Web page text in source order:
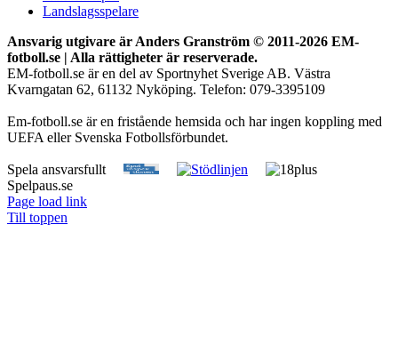
Landslagsspelare
Ansvarig utgivare är Anders Granström © 2011-2026 EM-
fotboll.se | Alla rättigheter är reserverade.
EM-fotboll.se är en del av Sportnyhet Sverige AB. Västra
Kvarngatan 62, 61132 Nyköping. Telefon: 079-3395109
Em-fotboll.se är en fristående hemsida och har ingen koppling med
UEFA eller Svenska Fotbollsförbundet.
Spela ansvarsfullt
Spelpaus.se
Page load link
Till toppen